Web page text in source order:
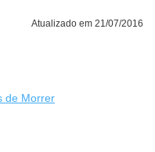
Atualizado em 21/07/2016
de Morrer